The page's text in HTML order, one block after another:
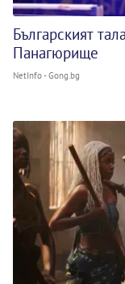
Българският
Панагюрище
NetInfo - Gong.bg